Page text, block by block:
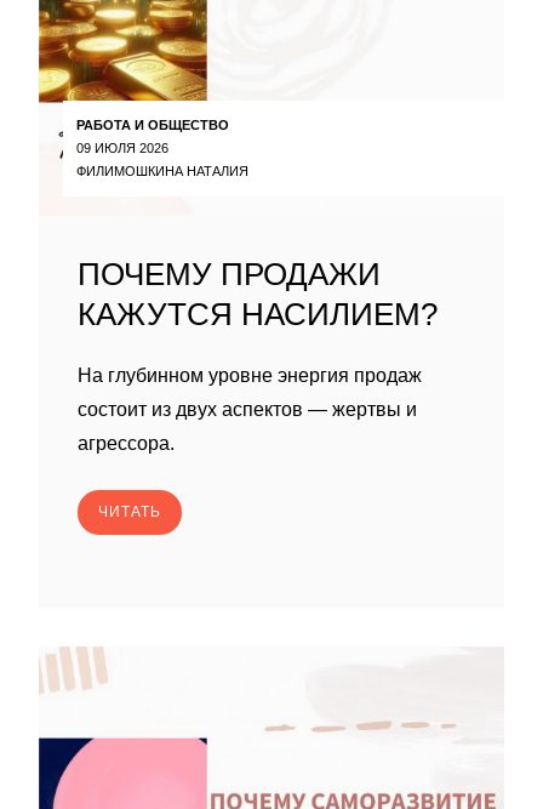
РАБОТА И ОБЩЕСТВО
09 ИЮЛЯ 2026
ФИЛИМОШКИНА НАТАЛИЯ
ПОЧЕМУ ПРОДАЖИ
КАЖУТСЯ НАСИЛИЕМ?
На глубинном уровне энергия продаж
состоит из двух аспектов — жертвы и
агрессора.
ЧИТАТЬ